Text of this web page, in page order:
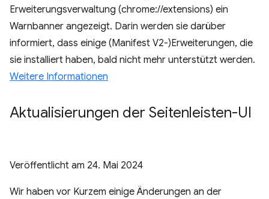
Erweiterungsverwaltung (chrome://extensions) ein
Warnbanner angezeigt. Darin werden sie darüber
informiert, dass einige (Manifest V2-)Erweiterungen, die
sie installiert haben, bald nicht mehr unterstützt werden.
Weitere Informationen
Aktualisierungen der Seitenleisten-UI
Veröffentlicht am 24. Mai 2024
Wir haben vor Kurzem einige Änderungen an der